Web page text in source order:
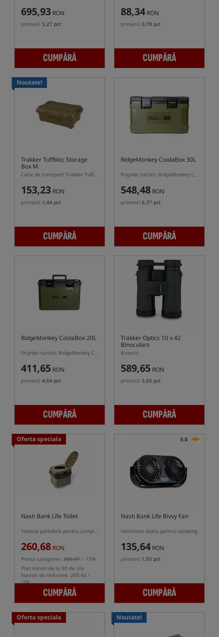
695,93 RON
primesti 5,27 pct
CUMPĂRĂ
88,34 RON
primesti 0,78 pct
CUMPĂRĂ
Noutate!
Trakker Tuffbloc Storage
Box M
Cutie de transport Trakker Tuffbloc Storage Box cu o capacitate de 35L
153,23 RON
primesti 1,44 pct
CUMPĂRĂ
RidgeMonkey CoolaBox 30L
Frigider turistic RidgeMonkey CoolaBox 30L
548,48 RON
primesti 6,37 pct
CUMPĂRĂ
RidgeMonkey CoolaBox 20L
Frigider turistic RidgeMonkey CoolaBox 20L
411,65 RON
primesti 4,64 pct
CUMPĂRĂ
Trakker Optics 10 x 42
Binoculars
Binoclu
589,65 RON
primesti 5,65 pct
CUMPĂRĂ
Oferta speciala
Nash Bank Life Toilet
Toaletă portabilă pentru camping
260,68 RON
Pretul categoriei: 306,67 / -15%
Preț minim de la 30 de zile
înainte de reducere: 269.43 /
-3%
CUMPĂRĂ
5,0
Nash Bank Life Bivvy Fan
Ventilator dublu pentru camping
135,64 RON
primesti 1,05 pct
CUMPĂRĂ
Oferta speciala Noutate!